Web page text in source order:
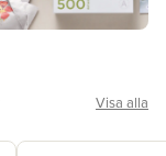
Visa alla